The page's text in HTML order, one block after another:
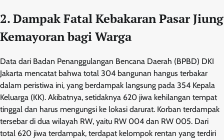
2. Dampak Fatal Kebakaran Pasar Jiung
Kemayoran bagi Warga
Data dari Badan Penanggulangan Bencana Daerah (BPBD) DKI
Jakarta mencatat bahwa total 304 bangunan hangus terbakar
dalam peristiwa ini, yang berdampak langsung pada 354 Kepala
Keluarga (KK). Akibatnya, setidaknya 620 jiwa kehilangan tempat
tinggal dan harus mengungsi ke lokasi darurat. Korban terdampak
tersebar di dua wilayah RW, yaitu RW 004 dan RW 005. Dari
total 620 jiwa terdampak, terdapat kelompok rentan yang terdiri